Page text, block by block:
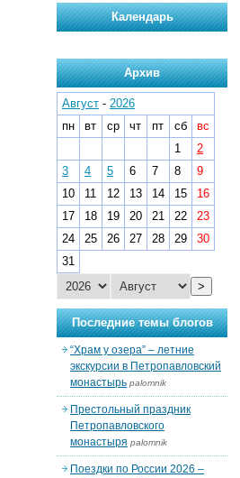
Календарь
Архив
Август - 2026
пн
вт ср чт пт сб
вс
1
2
3
4 5 6 7 8
9
10
11 12 13 14 15
16
17
18 19 20 21 22
23
24
25 26 27 28 29
30
31
>
Последние темы блогов
“Храм у озера” – летние
экскурсии в Петропавловский
монастырь palomnik
Престольный праздник
Петропавловского
монастыря palomnik
Поездки по России 2026 –